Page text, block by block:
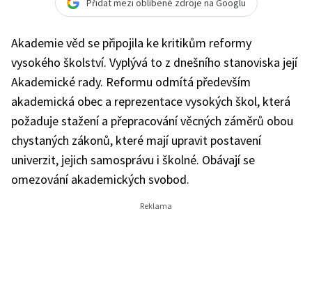
Přidat mezi oblíbené zdroje na Googlu
Akademie věd se připojila ke kritikům reformy
vysokého školství. Vyplývá to z dnešního stanoviska její
Akademické rady. Reformu odmítá především
akademická obec a reprezentace vysokých škol, která
požaduje stažení a přepracování věcných záměrů obou
chystaných zákonů, které mají upravit postavení
univerzit, jejich samosprávu i školné. Obávají se
omezování akademických svobod.